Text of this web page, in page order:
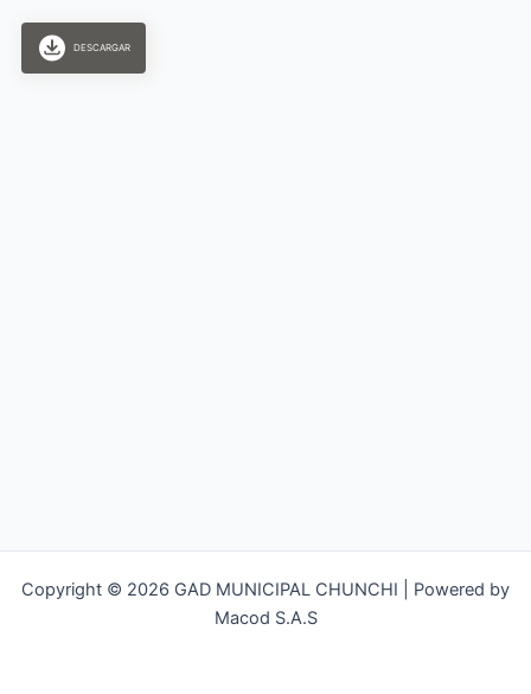
DESCARGAR
Copyright © 2026 GAD MUNICIPAL CHUNCHI | Powered by
Macod S.A.S